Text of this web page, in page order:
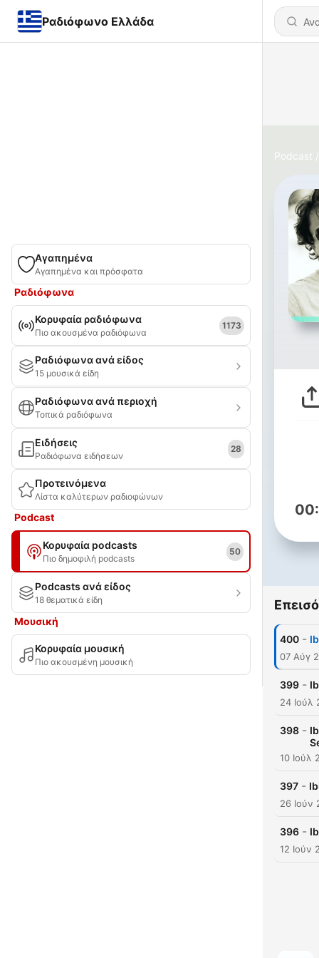
Ραδιόφωνο Ελλάδα
Αγαπημένα
Αγαπημένα και πρόσφατα
Ραδιόφωνα
Κορυφαία ραδιόφωνα
Πιο ακουσμένα ραδιόφωνα
1173
Ραδιόφωνα ανά είδος
15 μουσικά είδη
Ραδιόφωνα ανά περιοχή
Τοπικά ραδιόφωνα
Ειδήσεις
Ραδιόφωνα ειδήσεων
28
Προτεινόμενα
Λίστα καλύτερων ραδιοφώνων
Podcast
Κορυφαία podcasts
Πιο δημοφιλή podcasts
50
Podcasts ανά είδος
18 θεματικά είδη
Μουσική
Κορυφαία μουσική
Πιο ακουσμένη μουσική
Podcast
400 -
07 Αύγ
399 -
24 Ιούλ
398 -
10 Ιούλ
397 -
26 Ιούν
396 -
12 Ιούν